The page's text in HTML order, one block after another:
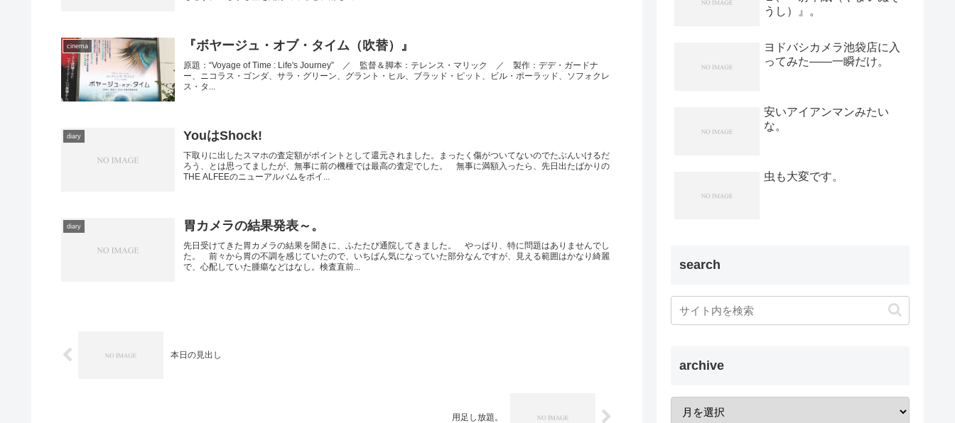
cinema 『ボヤージュ・オブ・タイム（吹替）』
原題：“Voyage of Time : Life's Journey” ／ 監督＆脚本：テレンス・マリック ／ 製作：デデ・ガードナ
ー、ニコラス・ゴンダ、サラ・グリーン、グラント・ヒル、ブラッド・ピット、ビル・ポーラッド、ソフォクレ
ス・タ...
diary YouはShock!
下取りに出したスマホの査定額がポイントとして還元されました。まったく傷がついてないのでたぶんいけるだ
ろう、とは思ってましたが、無事に前の機種では最高の査定でした。 無事に満額入ったら、先日出たばかりの
THE ALFEEのニューアルバムをポイ...
diary 胃カメラの結果発表～。
先日受けてきた胃カメラの結果を聞きに、ふたたび通院してきました。 やっぱり、特に問題はありませんでし
た。 前々から胃の不調を感じていたので、いちばん気になっていた部分なんですが、見える範囲はかなり綺麗
で、心配していた腫瘍などはなし。検査直前...
本日の見出し
用足し放題。
うし）』。
ヨドバシカメラ池袋店に入
ってみた――一瞬だけ。
安いアイアンマンみたい
な。
虫も大変です。
search
archive